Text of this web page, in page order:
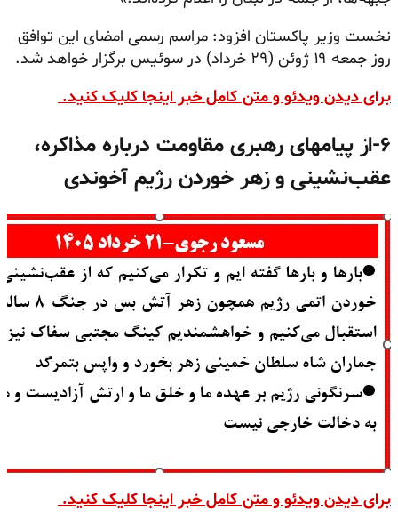
نخست وزیر پاکستان افزود: مراسم رسمی امضای این توافق
روز جمعه ۱۹ ژوئن (۲۹ خرداد) در سوئیس برگزار خواهد شد.
برای دیدن ویدئو و متن کامل خبر اینجا کلیک کنید.
۶-از پیامهای رهبری مقاومت درباره مذاکره،
عقب‌نشینی و زهر خوردن رژیم آخوندی
برای دیدن ویدئو و متن کامل خبر اینجا کلیک کنید.